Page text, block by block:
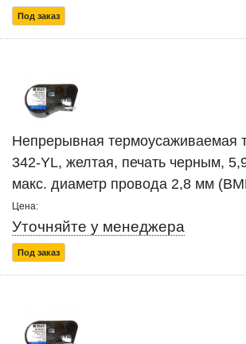
Под заказ
Непрерывная термоусаживаемая
342-YL, желтая, печать черным,
макс. диаметр провода 2,8 мм
Цена:
Уточняйте у менеджера
Под заказ